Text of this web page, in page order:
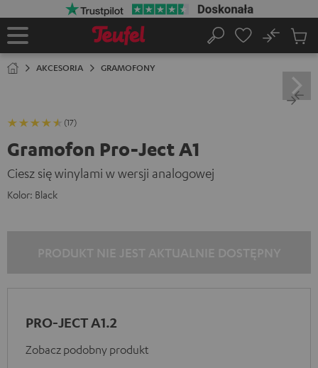
Strona
Szukaj
No
AKCESORIA GRAMOFONY
(17)
Gramofon Pro-Ject A1
Ciesz się winylami w wersji analogowej
Kolor: Black
PRO-JECT A1.2
Zobacz podobny produkt